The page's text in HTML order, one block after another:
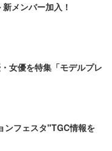
メンバー加入！
女優を特集「モデルプレ
ンフェスタ"TGC情報を